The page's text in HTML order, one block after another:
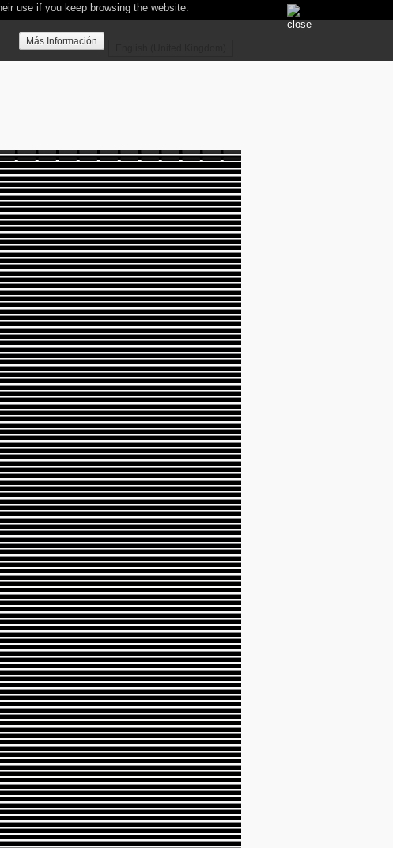
use if you keep browsing the website.
Más Información